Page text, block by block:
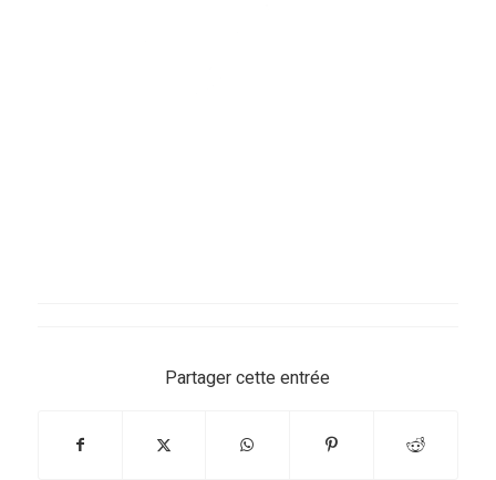
Partager cette entrée